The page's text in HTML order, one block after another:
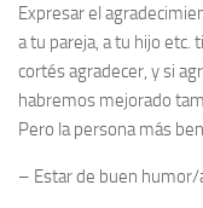
Expresar el
a tu pareja, a tu hijo etc.
cortés agradecer, y si
habremos mejorado
Pero la persona más
– Estar de buen